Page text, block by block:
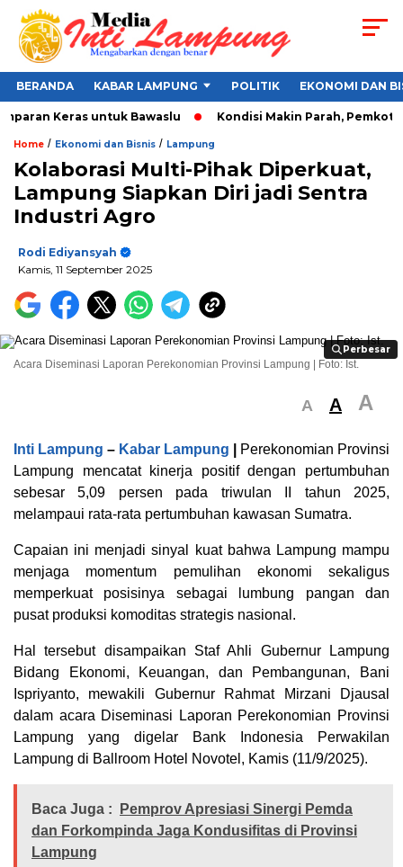
BERANDA KABAR LAMPUNG POLITIK EKONOMI DAN
Keras untuk Bawaslu Kondisi Makin Parah, Pemkot
Home / Ekonomi dan Bisnis / Lampung
Kolaborasi Multi-Pihak Diperkuat,
Lampung Siapkan Diri jadi Sentra
Industri Agro
Rodi Ediyansyah
Kamis, 11 September 2025
Perbesar
Perbesar
Acara Diseminasi Laporan Perekonomian Provinsi Lampung | Foto: Ist.
A A A
Inti Lampung – Kabar Lampung
Perekonomian Provinsi
Lampung mencatat kinerja positif dengan pertumbuhan
sebesar 5,09 persen pada triwulan II tahun 2025,
melampaui rata-rata pertumbuhan kawasan Sumatra.
Capaian ini menjadi sinyal kuat bahwa Lampung mampu
menjaga momentum pemulihan ekonomi sekaligus
memperkuat posisinya sebagai lumbung pangan dan
pusat produksi komoditas strategis nasional.
Hal tersebut disampaikan Staf Ahli Gubernur Lampung
Bidang Ekonomi, Keuangan, dan Pembangunan, Bani
Ispriyanto, mewakili Gubernur Rahmat Mirzani Djausal
dalam acara Diseminasi Laporan Perekonomian Provinsi
Lampung yang digelar Bank Indonesia Perwakilan
Lampung di Ballroom Hotel Novotel, Kamis (11/9/2025).
Baca Juga :
Pemprov Apresiasi Sinergi Pemda
dan Forkompinda Jaga Kondusifitas di Provinsi
Lampung